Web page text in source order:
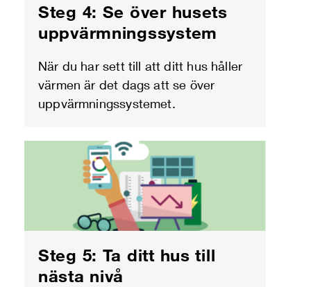
Steg 4: Se över husets
uppvärmningssystem
När du har sett till att ditt hus håller
värmen är det dags att se över
uppvärmningssystemet.
Steg 5: Ta ditt hus till
nästa nivå